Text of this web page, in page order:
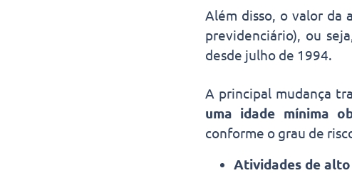
Além disso, o valor da
previdenciário), ou
desde julho de 1994.
A principal mudança
uma idade mínima
conforme o grau de
Atividades de